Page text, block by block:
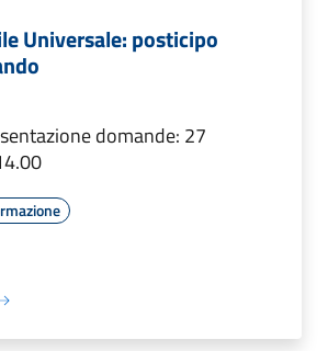
Universale: posticipo
domande: 27